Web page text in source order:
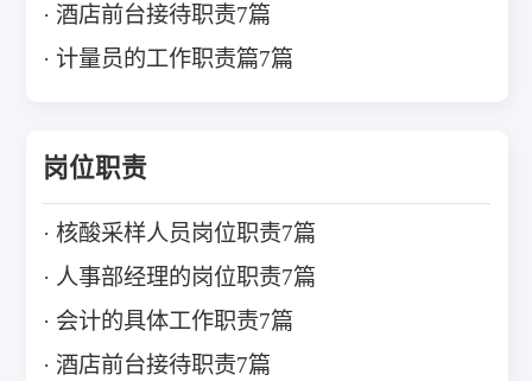
酒店前台接待职责7篇
计量员的工作职责篇7篇
岗位职责
核酸采样人员岗位职责7篇
人事部经理的岗位职责7篇
会计的具体工作职责7篇
酒店前台接待职责7篇